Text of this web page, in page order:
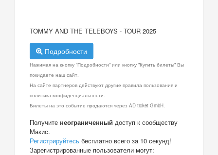
TOMMY AND THE TELEBOYS - TOUR 2025
Подробности
Нажимая на кнопку "Подробности" или кнопку "Купить билеты" Вы
покидаете наш сайт.
На сайте партнеров действуют другие правила пользования и
политика конфиденциальности.
Билеты на это событие продаются через AD ticket GmbH.
Получите неограниченный доступ к сообществу
Макис.
Регистрируйтесь бесплатно всего за 10 секунд!
Зарегистрированные пользователи могут: